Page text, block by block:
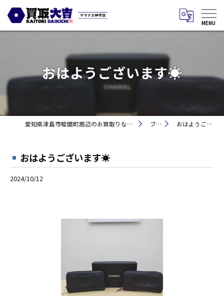
おはようございます☀
愛知県津島市蛭間町周辺のお買取りなら買取大吉 ヤマナカ神守店 ブログ おはようございます☀
おはようございます☀
2024/10/12